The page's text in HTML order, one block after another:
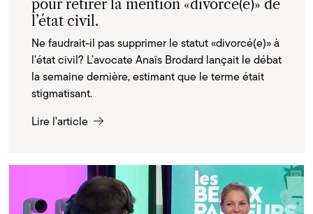
pour retirer la mention «divorcé(e)» de
l’état civil.
Ne faudrait-il pas supprimer le statut «divorcé(e)» à
l’état civil? L’avocate Anaïs Brodard lançait le débat
la semaine dernière, estimant que le terme était
stigmatisant.
Lire l'article